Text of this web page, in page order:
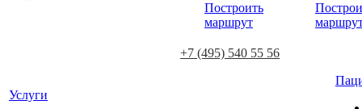
Построить
маршрут
+7 (495) 540 55 56
Услуги